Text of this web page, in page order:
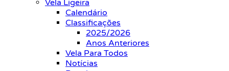
Vela Ligeira
Calendário
Classificações
2025/2026
Anos Anteriores
Vela Para Todos
Notícias